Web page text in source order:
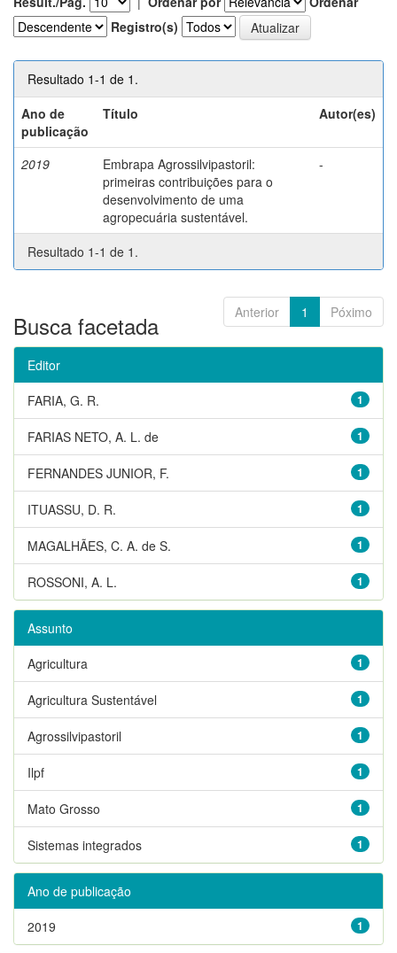
Registro(s)
Resultado 1-1 de 1.
Ano de
publicação
Título Autor(es)
2019
Embrapa Agrossilvipastoril:
primeiras contribuições para o
desenvolvimento de uma
agropecuária sustentável.
-
Resultado 1-1 de 1.
Anterior 1 Póximo
Busca facetada
Editor
1
FARIA, G. R.
1
FARIAS NETO, A. L. de
1
FERNANDES JUNIOR, F.
1
ITUASSU, D. R.
1
MAGALHÃES, C. A. de S.
1
ROSSONI, A. L.
Assunto
1
Agricultura
1
Agricultura Sustentável
1
Agrossilvipastoril
1
Ilpf
1
Mato Grosso
1
Sistemas integrados
Ano de publicação
1
2019